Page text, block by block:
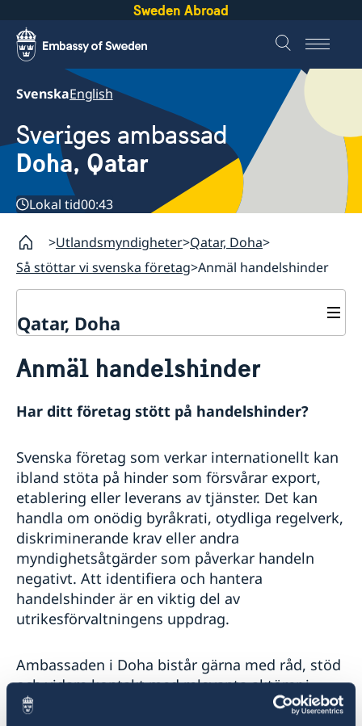
Sweden Abroad
SvenskaEnglish
Sveriges ambassad
Doha, Qatar
Lokal tid00:43
Utlandsmyndigheter Qatar, Doha
Så stöttar vi svenska företag Anmäl handelshinder
Qatar, Doha
Om oss
Vi är en resurs för svenska företag
Så kan du få stöd
Svenska företag i
Anmäl handelshinder
Lediga tjänster
Aktuellt
Nyheter
Handel och Investeringar
Anmäl handelshinder
Har ditt företag stött på handelshinder?
Svenska företag som verkar internationellt kan
ibland stöta på hinder som försvårar export,
etablering eller leverans av tjänster. Det kan
handla om onödig byråkrati, otydliga regelverk,
diskriminerande krav eller andra
myndighetsåtgärder som påverkar handeln
negativt. Att identifiera och hantera
handelshinder är en viktig del av
utrikesförvaltningens uppdrag.
Ambassaden i Doha bistår gärna med råd, stöd
och vidare kontakt med relevanta aktörer i
Sverige eller internationellt.